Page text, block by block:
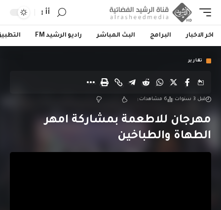
أأ
اخر الاخبار البرامج البث المباشر راديو الرشيد FM
تقارير
قبل 3 سنوات 6 مشاهدات
مهرجان للاطعمة بمشاركة امهر
الطهاة والطباخين